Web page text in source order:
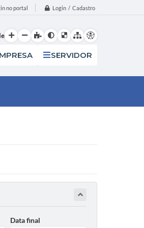
no portal Login / Cadastro
SERVIDOR
Data final